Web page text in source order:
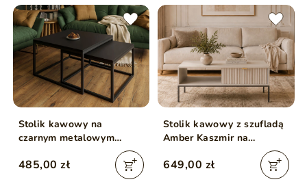
Stolik kawowy na
czarnym metalowym
stelażu z czarnym blatem
Asumi 36x42
485,00 zł
Stolik kawowy z szufladą
Amber Kaszmir na
649,00 zł